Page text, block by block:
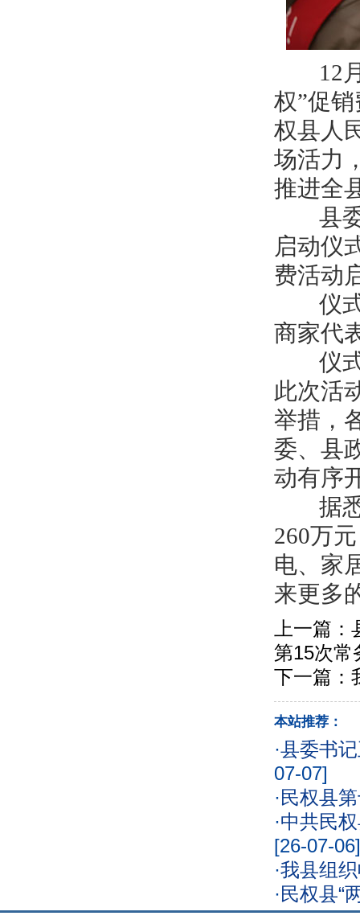
12月
权”促
权县人
场活力
推进全
县委
启动仪
费活动
仪式
商家代
仪式
此次活
举措，
委、县
动有序
据悉
260万
电、家
来更多
上一篇：
第15次常
下一篇：
本站推荐：
·县委书
07-07]
·民权县
·中共民
[26-07-06]
·我县组
·民权县“